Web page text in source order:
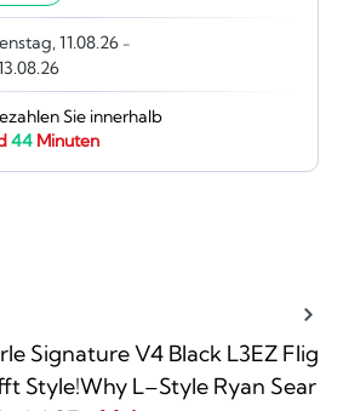
11.08.26 -
Sie innerhalb
44 Minuten
Signature V4 Black L3EZ Flig
Style!Why L–Style Ryan Sear